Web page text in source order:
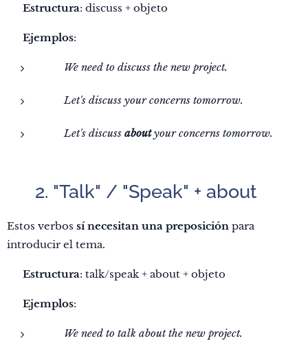
Estructura: discuss + objeto
Ejemplos:
We need to discuss the new project.
Let's discuss your concerns tomorrow.
Let's discuss aboutyour concerns tomorrow.
✅ 2. "Talk" / "Speak" + about
Estos verbos sí necesitan una preposición para
introducir el tema.
Estructura: talk/speak + about + objeto
Ejemplos:
We need to talk about the new project.